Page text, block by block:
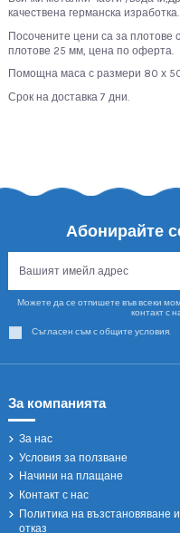
качествена германска изработка.
Посочените цени са за плотове
плотове 25 мм, цена по оферта.
Помощна маса с размери 80 х
Срок на доставка 7 дни.
Абонирайте
Можете да се отпишете във всеки
контакт с
Съгласен съм с общите условия.
За компанията
За нас
Условия за ползване
Начини на плащане
Контакт с нас
Политика на възстановяване и
отказ